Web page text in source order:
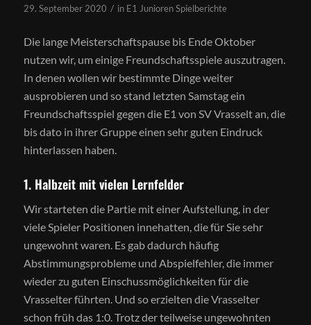
29. September 2020 / in E1 Junioren Spielberichte
Die lange Meisterschaftspause bis Ende Oktober
nutzen wir, um einige Freundschaftsspiele auszutragen.
In denen wollen wir bestimmte Dinge weiter
ausprobieren und so stand letzten Samstag ein
Freundschaftsspiel gegen die E1 von SV Vrasselt an, die
bis dato in ihrer Gruppe einen sehr guten Eindruck
hinterlassen haben.
1. Halbzeit mit vielen Lernfelder
Wir starteten die Partie mit einer Aufstellung, in der
viele Spieler Positionen innehatten, die für Sie sehr
ungewohnt waren. Es gab dadurch häufig
Abstimmungsprobleme und Abspielfehler, die immer
wieder zu guten Einschussmöglichkeiten für die
Vrasselter führten. Und so erzielten die Vrasselter
schon früh das 1:0. Trotz der teilweise ungewohnten